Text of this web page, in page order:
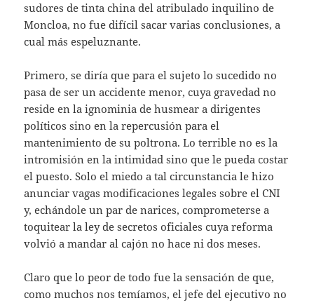
sudores de tinta china del atribulado inquilino de
Moncloa, no fue difícil sacar varias conclusiones, a
cual más espeluznante.
Primero, se diría que para el sujeto lo sucedido no
pasa de ser un accidente menor, cuya gravedad no
reside en la ignominia de husmear a dirigentes
políticos sino en la repercusión para el
mantenimiento de su poltrona. Lo terrible no es la
intromisión en la intimidad sino que le pueda costar
el puesto. Solo el miedo a tal circunstancia le hizo
anunciar vagas modificaciones legales sobre el CNI
y, echándole un par de narices, comprometerse a
toquitear la ley de secretos oficiales cuya reforma
volvió a mandar al cajón no hace ni dos meses.
Claro que lo peor de todo fue la sensación de que,
como muchos nos temíamos, el jefe del ejecutivo no